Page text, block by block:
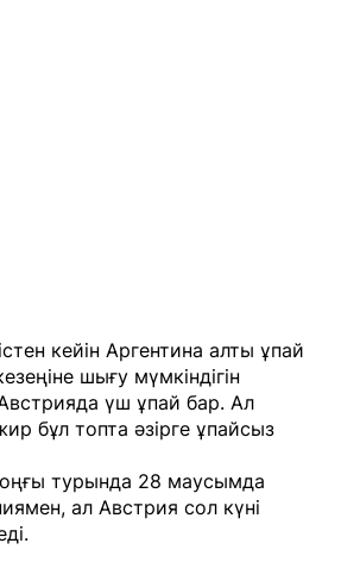
кейін Аргентина алты ұпай
шығу мүмкіндігін
үш ұпай бар. Ал
бұл топта әзірге ұпайсыз
турында 28 маусымда
ал Австрия сол күні